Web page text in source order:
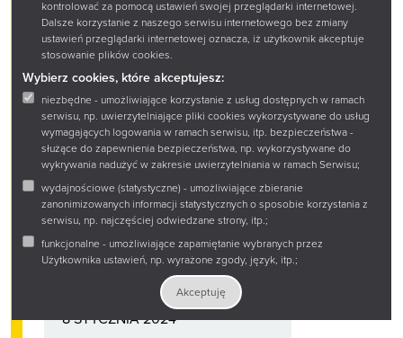
kontrolować za pomocą ustawień swojej przeglądarki internetowej.
Dalsze korzystanie z naszego serwisu internetowego bez zmiany
ustawień przeglądarki internetowej oznacza, iż użytkownik akceptuje
stosowanie plików cookies.
Wybierz cookies, które akceptujesz:
niezbędne - umożliwiające korzystanie z usług dostępnych w ramach
serwisu, np. uwierzytelniające pliki cookies wykorzystywane do usług
wymagających logowania w ramach serwisu, itp. bezpieczeństwa -
służące do zapewnienia bezpieczeństwa, np. wykorzystywane do
wykrywania nadużyć w zakresie uwierzytelniania w ramach Serwisu;
wydajnościowe (statystyczne) - umożliwiające zbieranie
zanonimizowanych informacji statystycznych o sposobie korzystania z
serwisu, np. najczęściej odwiedzane strony, itp.;
funkcjonalne - umożliwiające zapamiętanie wybranych przez
Użytkownika ustawień, np. wyrażone zgody, język, itp.;
Akceptuję
8 STYCZNIA 2024